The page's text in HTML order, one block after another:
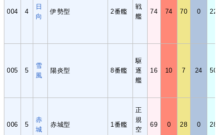
004 4
日
向
伊勢型 2番艦
戦
艦
74 74 70 0 22
005 5
雪
風
陽炎型 8番艦
駆
逐
艦
16 10 7 24 50
006 5
赤
城
赤城型 1番艦
正
規
空
69 0 28 0 28